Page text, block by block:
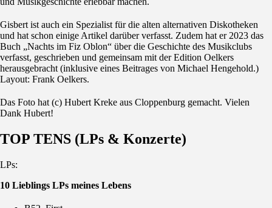
Gisbert ist auch ein Spezialist für die alten alternativen Diskotheken
und hat schon einige Artikel darüber verfasst. Zudem hat er 2023 das
Buch „Nachts im Fiz Oblon“ über die Geschichte des Musikclubs
verfasst, geschrieben und gemeinsam mit der Edition Oelkers
herausgebracht (inklusive eines Beitrages von Michael Hengehold.)
Layout: Frank Oelkers.
Das Foto hat (c) Hubert Kreke aus Cloppenburg gemacht. Vielen
Dank Hubert!
TOP TENS (LPs & Konzerte)
LPs:
10 Lieblings LPs meines Lebens